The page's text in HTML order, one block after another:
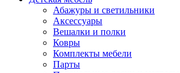
Абажуры и светильники
Аксессуары
Вешалки и полки
Ковры
Комплекты мебели
Парты